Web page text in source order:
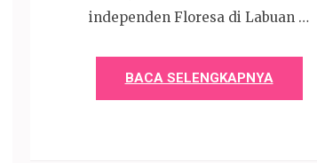
independen Floresa di Labuan …
BACA SELENGKAPNYA